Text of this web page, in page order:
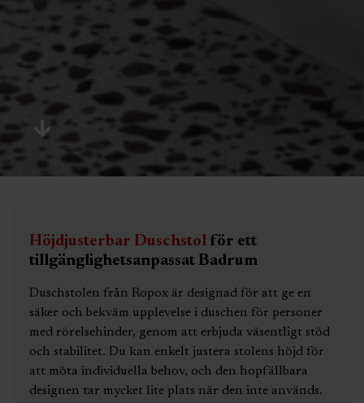
Höjdjusterbar Duschstol för ett
tillgänglighetsanpassat Badrum
Duschstolen från Ropox är designad för att ge en
säker och bekväm upplevelse i duschen för personer
med rörelsehinder, genom att erbjuda väsentligt stöd
och stabilitet. Du kan enkelt justera stolens höjd för
att möta individuella behov, och den hopfällbara
designen tar mycket lite plats när den inte används.